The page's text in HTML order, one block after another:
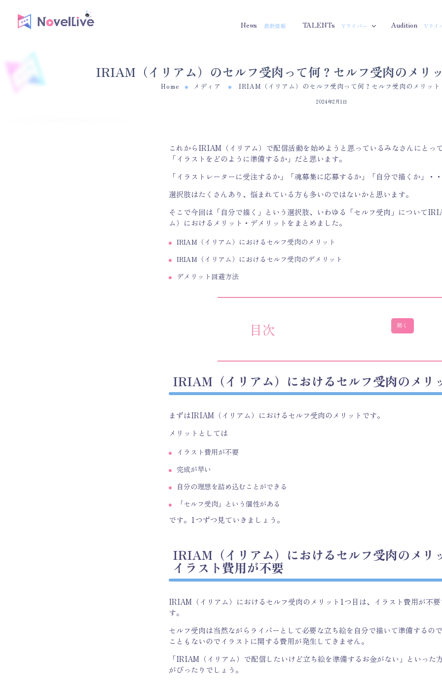
News 最新情報 TALENTs Vライバー Audition Vライ
IRIAM（イリアム）のセルフ受肉って何？セルフ受肉のメリ
Home メディア IRIAM（イリアム）のセルフ受肉って何？セルフ受肉のメリッ
2024年2月1日
これからIRIAM（イリアム）で配信活動を始めようと思っているみなさんにとっ
「イラストをどのように準備するか」だと思います。
「イラストレーターに受注するか」「魂募集に応募するか」「自分で描くか」・
選択肢はたくさんあり、悩まれている方も多いのではないかと思います。
そこで今回は「自分で描く」という選択肢、いわゆる「セルフ受肉」について
ム）におけるメリット・デメリットをまとめました。
IRIAM（イリアム）におけるセルフ受肉のメリット
IRIAM（イリアム）におけるセルフ受肉のデメリット
デメリット回避方法
開く
目次
IRIAM（イリアム）におけるセルフ受肉のメリ
まずはIRIAM（イリアム）におけるセルフ受肉のメリットです。
メリットとしては
イラスト費用が不要
完成が早い
自分の理想を詰め込むことができる
「セルフ受肉」という個性がある
です。1つずつ見ていきましょう。
IRIAM（イリアム）におけるセルフ受肉のメリ
イラスト費用が不要
IRIAM（イリアム）におけるセルフ受肉のメリット1つ目は、イラスト費用が不
す。
セルフ受肉は当然ながらライバーとして必要な立ち絵を自分で描いて準備するの
こともないのでイラストに関する費用が発生してきません。
「IRIAM（イリアム）で配信したいけど立ち絵を準備するお金がない」といった
がぴったりでしょう。